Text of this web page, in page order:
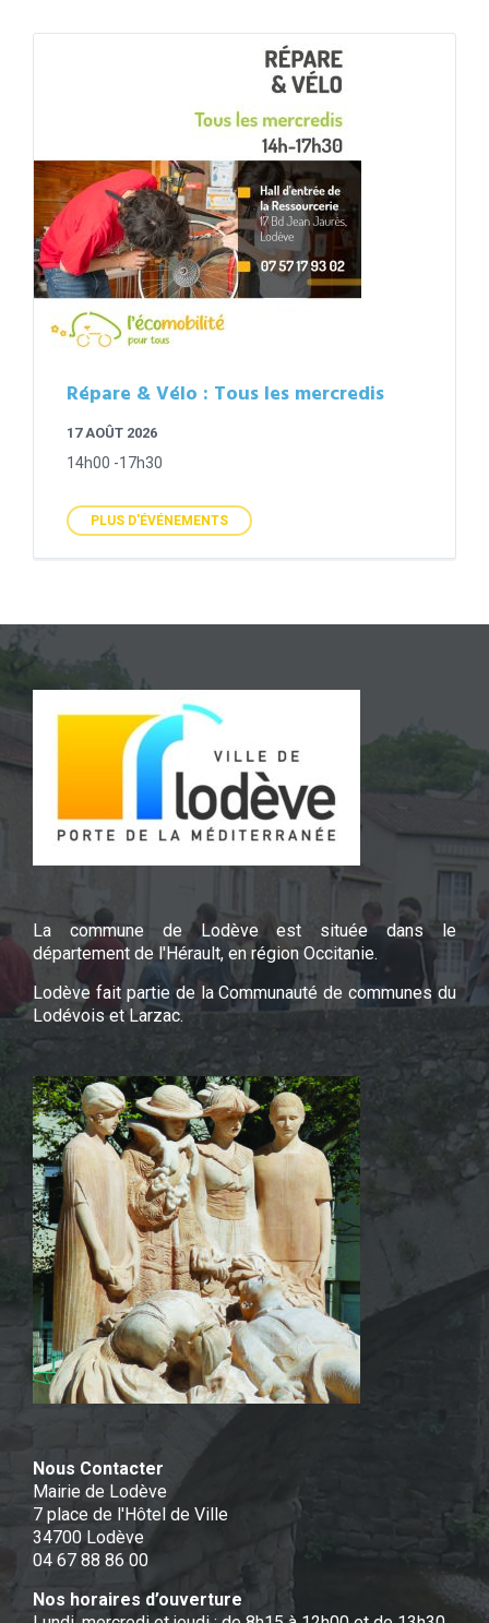
Répare & Vélo : Tous les mercredis
17 AOÛT 2026
14h00 -17h30
PLUS D'ÉVÉNEMENTS
La commune de Lodève est située dans le
département de l'Hérault, en région Occitanie.
Lodève fait partie de la Communauté de communes du
Lodévois et Larzac.
Nous Contacter
Mairie de Lodève
7 place de l'Hôtel de Ville
34700 Lodève
04 67 88 86 00
Nos horaires d’ouverture